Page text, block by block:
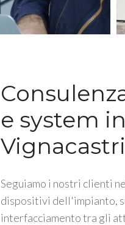
e system
Seguiamo i nostri clienti
dispositivi dell'impianto,
interfacciamento tra gli